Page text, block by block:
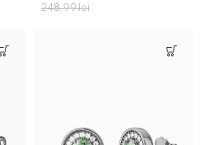
248,99lei